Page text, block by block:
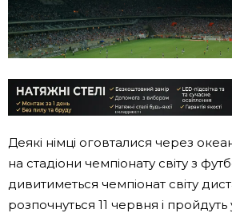
Деякі німці оговталися через
на стадіони чемпіонату світу з
дивитиметься чемпіонат світу
розпочнуться 11 червня і пройдуть